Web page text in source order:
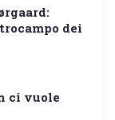
dei
ci vuole